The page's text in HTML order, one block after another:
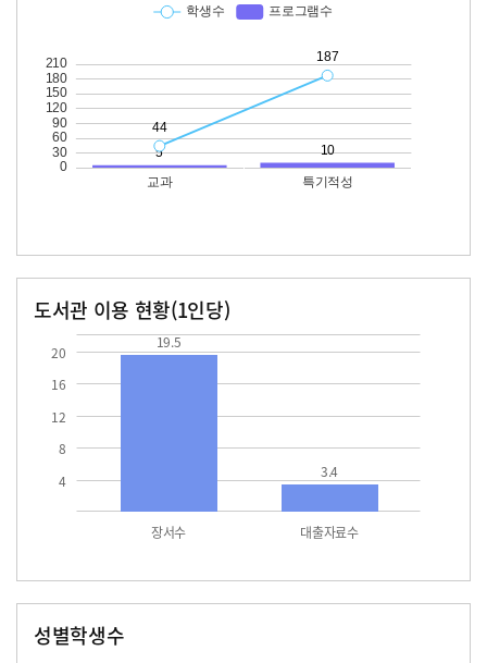
도서관 이용 현황(1인당)
4
8
12
16
20
장서수 대출자료수
19.5
3.4
성별학생수